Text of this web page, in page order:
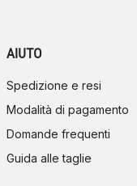
AIUTO
Spedizione e resi
Modalità di pagamento
Domande frequenti
Guida alle taglie